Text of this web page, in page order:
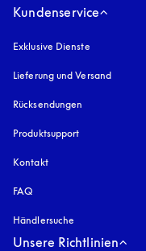
Kundenservice
Exklusive Dienste
Lieferung und Versand
Rücksendungen
Produktsupport
Kontakt
FAQ
Händlersuche
Unsere Richtlinien